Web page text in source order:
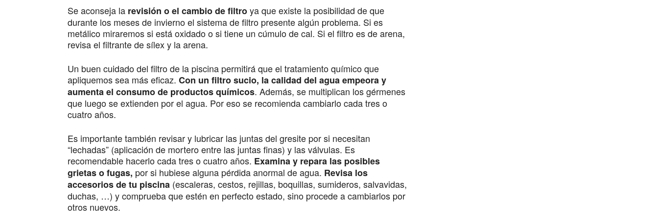
Se aconseja la revisión o el cambio de filtroya que existe la posibilidad de que
durante los meses de invierno el sistema de filtro presente algún problema. Si es
metálico miraremos si está oxidado o si tiene un cúmulo de cal. Si el filtro es de arena,
revisa el filtrante de sílex y la arena.
Un buen cuidado del filtro de la piscina permitirá que el tratamiento químico que
apliquemos sea más eficaz. Con un filtro sucio, la calidad del agua empeora y
aumenta el consumo de productos químicos. Además, se multiplican los gérmenes
que luego se extienden por el agua. Por eso se recomienda cambiarlo cada tres o
cuatro años.
Es importante también revisar y lubricar las juntas del gresite por si necesitan
“lechadas” (aplicación de mortero entre las juntas finas) y las válvulas. Es
recomendable hacerlo cada tres o cuatro años. Examina y repara las posibles
grietas o fugas, por si hubiese alguna pérdida anormal de agua. Revisa los
accesorios de tu piscina (escaleras, cestos, rejillas, boquillas, sumideros, salvavidas,
duchas, …) y comprueba que estén en perfecto estado, sino procede a cambiarlos por
otros nuevos.